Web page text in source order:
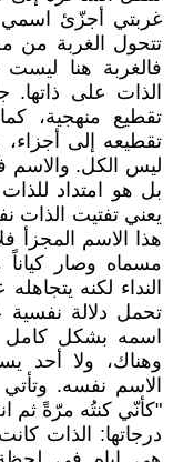
غربتي أجزّئ اسمي
تتحول الغربة من
فالغربة هنا
الذات على
تقطيع منهجية،
تقطيعه إلى
ليس الكل. والاسم
بل هو امتداد
يعني تفتيت الذات
هذا الاسم المجزأ
مسماه وصار
النداء لكنه
تحمل دلالة نفسية
اسمه بشكل كامل
وهناك، ولا أحد
الاسم نفسه. وتأتي
"كأنّي كنتُه مرّةً ثم
درجاتها: الذات